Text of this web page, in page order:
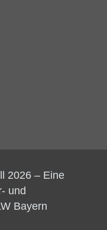
2026 – Eine
und
Bayern